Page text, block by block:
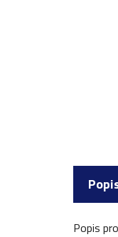
Popis